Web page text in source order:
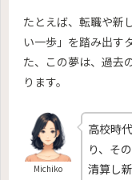
たとえば、転職や新
い一歩」を踏み出す
た、この夢は、過去
ります。
Michiko
高校時
り、そ
清算し